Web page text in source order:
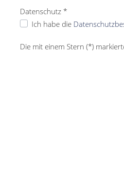
Datenschutz *
Ich habe die
Die mit einem Stern (*)